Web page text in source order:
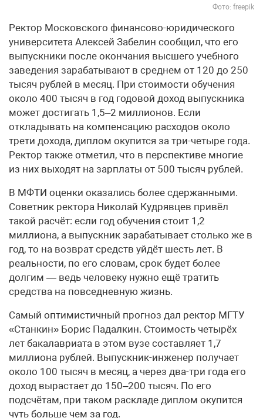
Фото: freepik
Ректор Московского финансово-юридического
университета Алексей Забелин сообщил, что его
выпускники после окончания высшего учебного
заведения зарабатывают в среднем от 120 до 250
тысяч рублей в месяц. При стоимости обучения
около 400 тысяч в год годовой доход выпускника
может достигать 1,5–2 миллионов. Если
откладывать на компенсацию расходов около
трети дохода, диплом окупится за три-четыре года.
Ректор также отметил, что в перспективе многие
из них выходят на зарплаты от 500 тысяч рублей.
В МФТИ оценки оказались более сдержанными.
Советник ректора Николай Кудрявцев привёл
такой расчёт: если год обучения стоит 1,2
миллиона, а выпускник зарабатывает столько же в
год, то на возврат средств уйдёт шесть лет. В
реальности, по его словам, срок будет более
долгим — ведь человеку нужно ещё тратить
средства на повседневную жизнь.
Самый оптимистичный прогноз дал ректор МГТУ
«Станкин» Борис Падалкин. Стоимость четырёх
лет бакалавриата в этом вузе составляет 1,7
миллиона рублей. Выпускник-инженер получает
около 100 тысяч в месяц, а через два-три года его
доход вырастает до 150–200 тысяч. По его
подсчётам, при таком раскладе диплом окупится
чуть больше чем за год.